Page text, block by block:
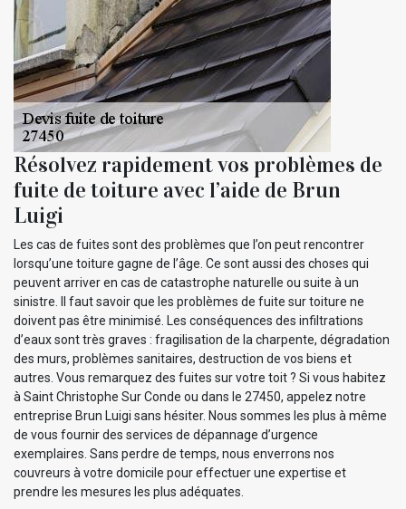
Résolvez rapidement vos problèmes de
fuite de toiture avec l’aide de Brun
Luigi
Les cas de fuites sont des problèmes que l’on peut rencontrer
lorsqu’une toiture gagne de l’âge. Ce sont aussi des choses qui
peuvent arriver en cas de catastrophe naturelle ou suite à un
sinistre. Il faut savoir que les problèmes de fuite sur toiture ne
doivent pas être minimisé. Les conséquences des infiltrations
d’eaux sont très graves : fragilisation de la charpente, dégradation
des murs, problèmes sanitaires, destruction de vos biens et
autres. Vous remarquez des fuites sur votre toit ? Si vous habitez
à Saint Christophe Sur Conde ou dans le 27450, appelez notre
entreprise Brun Luigi sans hésiter. Nous sommes les plus à même
de vous fournir des services de dépannage d’urgence
exemplaires. Sans perdre de temps, nous enverrons nos
couvreurs à votre domicile pour effectuer une expertise et
prendre les mesures les plus adéquates.